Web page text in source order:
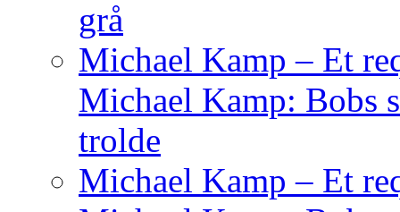
grå
Michael Kamp – Et
Michael Kamp: Bobs
trolde
Michael Kamp – Et